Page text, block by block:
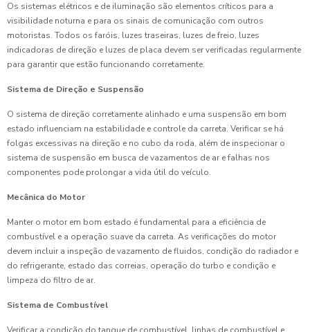
Os sistemas elétricos e de iluminação são elementos críticos para a
visibilidade noturna e para os sinais de comunicação com outros
motoristas. Todos os faróis, luzes traseiras, luzes de freio, luzes
indicadoras de direção e luzes de placa devem ser verificadas regularmente
para garantir que estão funcionando corretamente.
Sistema de Direção e Suspensão
O sistema de direção corretamente alinhado e uma suspensão em bom
estado influenciam na estabilidade e controle da carreta. Verificar se há
folgas excessivas na direção e no cubo da roda, além de inspecionar o
sistema de suspensão em busca de vazamentos de ar e falhas nos
componentes pode prolongar a vida útil do veículo.
Mecânica do Motor
Manter o motor em bom estado é fundamental para a eficiência de
combustível e a operação suave da carreta. As verificações do motor
devem incluir a inspeção de vazamento de fluidos, condição do radiador e
do refrigerante, estado das correias, operação do turbo e condição e
limpeza do filtro de ar.
Sistema de Combustível